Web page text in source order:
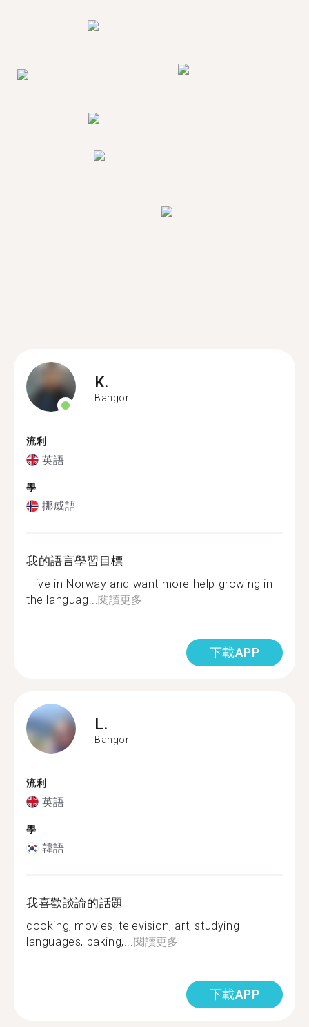
K.
Bangor
流利
英語
學
挪威語
我的語言學習目標
I live in Norway and want more help growing in
the languag...閱讀更多
下載APP
L.
Bangor
流利
英語
學
韓語
我喜歡談論的話題
cooking, movies, television, art, studying
languages, baking,...閱讀更多
下載APP